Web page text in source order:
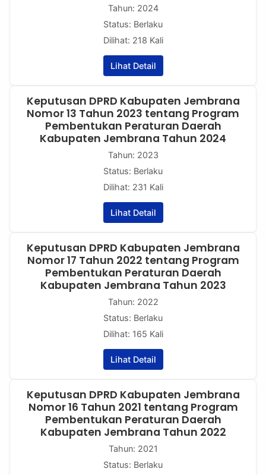
Tahun: 2024
Status: Berlaku
Dilihat: 218 Kali
Lihat Detail
Keputusan DPRD Kabupaten Jembrana
Nomor 13 Tahun 2023 tentang Program
Pembentukan Peraturan Daerah
Kabupaten Jembrana Tahun 2024
Tahun: 2023
Status: Berlaku
Dilihat: 231 Kali
Lihat Detail
Keputusan DPRD Kabupaten Jembrana
Nomor 17 Tahun 2022 tentang Program
Pembentukan Peraturan Daerah
Kabupaten Jembrana Tahun 2023
Tahun: 2022
Status: Berlaku
Dilihat: 165 Kali
Lihat Detail
Keputusan DPRD Kabupaten Jembrana
Nomor 16 Tahun 2021 tentang Program
Pembentukan Peraturan Daerah
Kabupaten Jembrana Tahun 2022
Tahun: 2021
Status: Berlaku